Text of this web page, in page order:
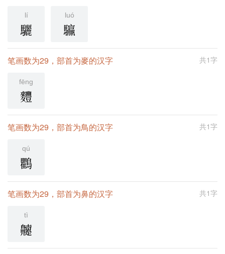
lí
驪
luó
䯁
共1字
笔画数为29，部首为麥的汉字
fēng
麷
共1字
笔画数为29，部首为鳥的汉字
qú
鸜
共1字
笔画数为29，部首为鼻的汉字
tì
䶑